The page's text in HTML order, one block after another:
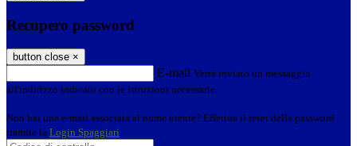
Recupero password
button close ×
E-mail Verrà inviato un messaggio
all'indirizzo indicato con le istruzioni necessarie.
Non hai una e-mail associata al nome utente? Effettua il reset della password
tramite la Login Spaggiari